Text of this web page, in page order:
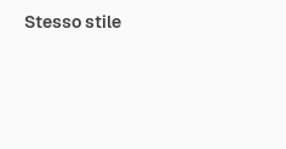
Stesso stile